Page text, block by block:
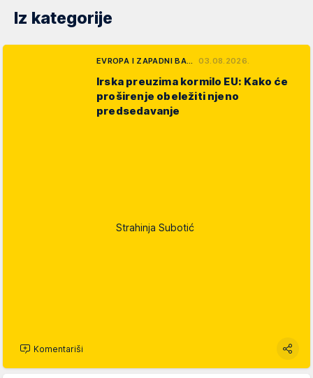
Iz kategorije
EVROPA I ZAPADNI BA… 03.08.2026.
Irska preuzima kormilo EU: Kako će
proširenje obeležiti njeno
predsedavanje
Strahinja Subotić
Komentariši